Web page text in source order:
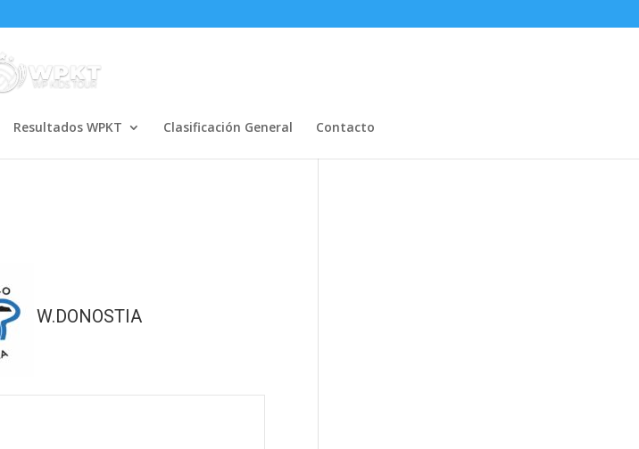
Resultados WPKT Clasificación General Contacto
W.DONOSTIA